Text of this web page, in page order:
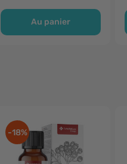
Au panier
-18%